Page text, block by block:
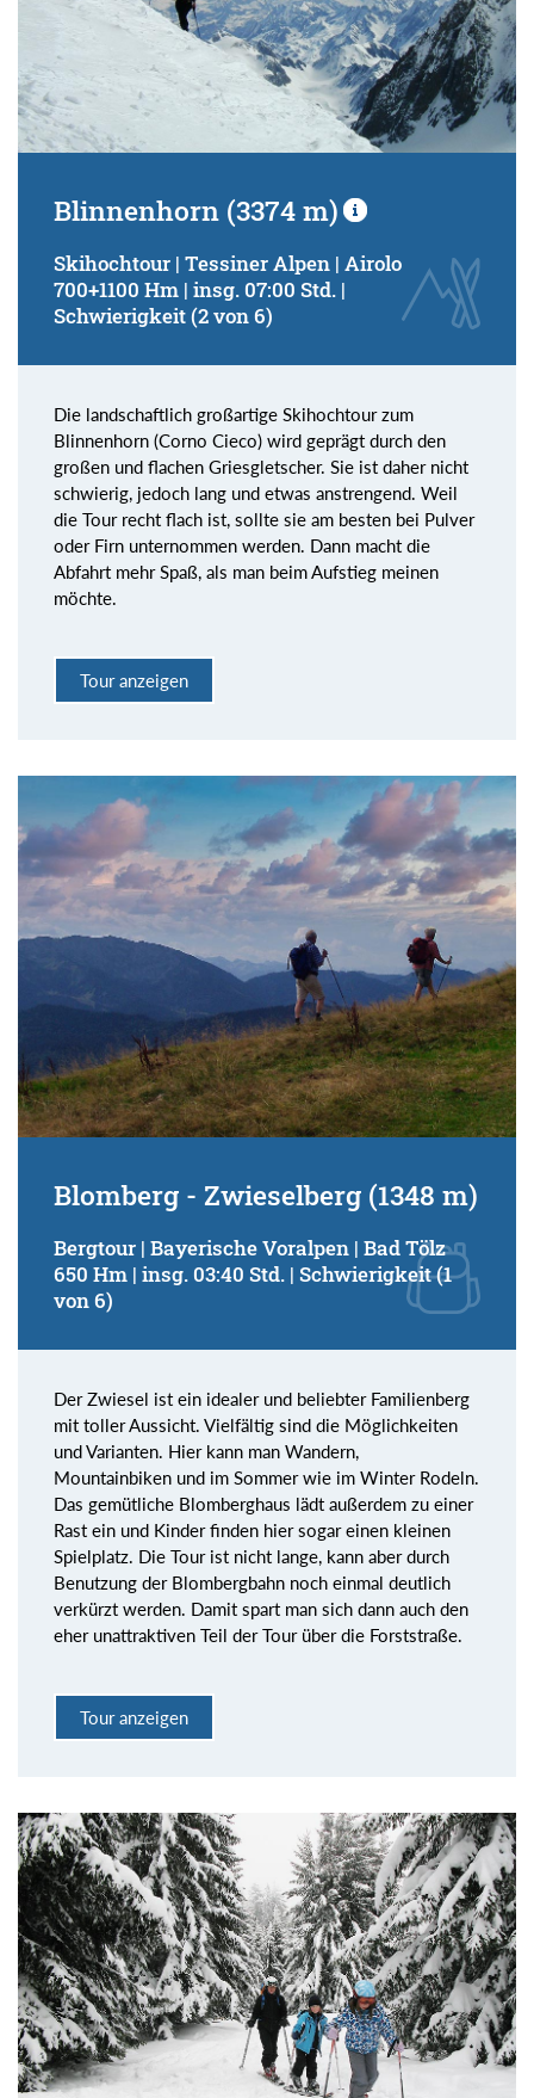
Blinnenhorn (3374 m)
Skihochtour | Tessiner Alpen | Airolo
700+1100 Hm | insg. 07:00 Std. |
Schwierigkeit (2 von 6)
Die landschaftlich großartige Skihochtour zum
Blinnenhorn (Corno Cieco) wird geprägt durch den
großen und flachen Griesgletscher. Sie ist daher nicht
schwierig, jedoch lang und etwas anstrengend. Weil
die Tour recht flach ist, sollte sie am besten bei Pulver
oder Firn unternommen werden. Dann macht die
Abfahrt mehr Spaß, als man beim Aufstieg meinen
möchte.
Tour anzeigen
Blomberg - Zwieselberg (1348 m)
Bergtour | Bayerische Voralpen | Bad Tölz
650 Hm | insg. 03:40 Std. | Schwierigkeit (1
von 6)
Der Zwiesel ist ein idealer und beliebter Familienberg
mit toller Aussicht. Vielfältig sind die Möglichkeiten
und Varianten. Hier kann man Wandern,
Mountainbiken und im Sommer wie im Winter Rodeln.
Das gemütliche Blomberghaus lädt außerdem zu einer
Rast ein und Kinder finden hier sogar einen kleinen
Spielplatz. Die Tour ist nicht lange, kann aber durch
Benutzung der Blombergbahn noch einmal deutlich
verkürzt werden. Damit spart man sich dann auch den
eher unattraktiven Teil der Tour über die Forststraße.
Tour anzeigen